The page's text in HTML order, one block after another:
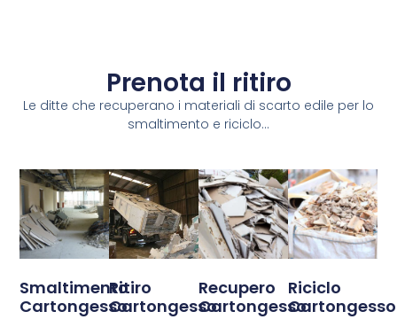
Prenota il ritiro
Le ditte che recuperano i materiali di scarto edile per lo
smaltimento e riciclo...
Smaltimento
Cartongesso
Ritiro
Cartongesso
Recupero
Cartongesso
Riciclo
Cartongesso